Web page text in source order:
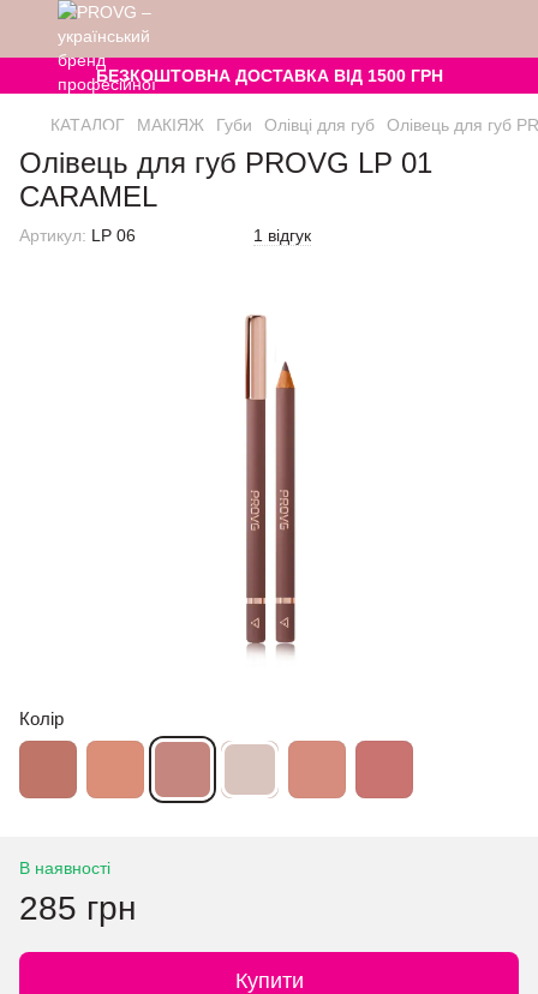
БЕЗКОШТОВНА ДОСТАВКА ВІД 1500 ГРН
КАТАЛОГ МАКІЯЖ Губи Олівці для губ Олівець для губ
Олівець для губ PROVG LP 01
CARAMEL
Артикул: LP 06 1 відгук
Колір
В наявності
285 грн
Купити